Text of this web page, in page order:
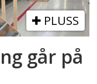
PLUSS
går på